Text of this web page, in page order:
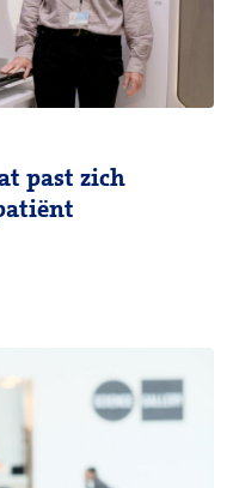
past zich